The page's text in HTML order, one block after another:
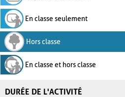
En classe seulement
Hors classe
En classe et hors classe
DURÉE DE L'ACTIVITÉ